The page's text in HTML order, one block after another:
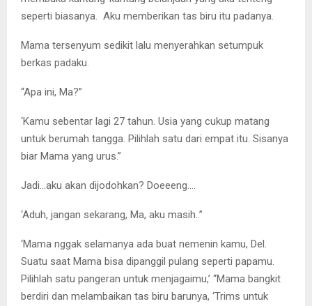
seperti biasanya. Aku memberikan tas biru itu padanya.
Mama tersenyum sedikit lalu menyerahkan setumpuk
berkas padaku.
“Apa ini, Ma?”
‘Kamu sebentar lagi 27 tahun. Usia yang cukup matang
untuk berumah tangga. Pilihlah satu dari empat itu. Sisanya
biar Mama yang urus.”
Jadi…aku akan dijodohkan? Doeeeng….
‘Aduh, jangan sekarang, Ma, aku masih..”
‘Mama nggak selamanya ada buat nemenin kamu, Del.
Suatu saat Mama bisa dipanggil pulang seperti papamu.
Pilihlah satu pangeran untuk menjagaimu,’ “Mama bangkit
berdiri dan melambaikan tas biru barunya, ‘Trims untuk